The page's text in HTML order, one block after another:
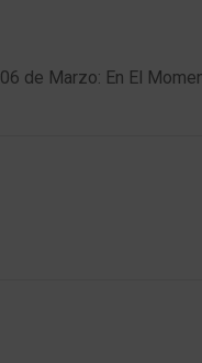
06 de Marzo: En El